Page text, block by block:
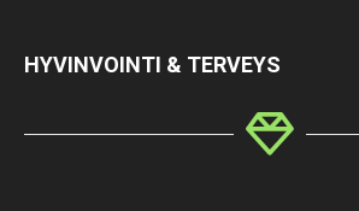
HYVINVOINTI & TERVEYS